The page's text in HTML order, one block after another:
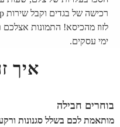
ימי עסקים.
איך
בוחרים חבילה
מותאמת לכם בשלל סגנונות